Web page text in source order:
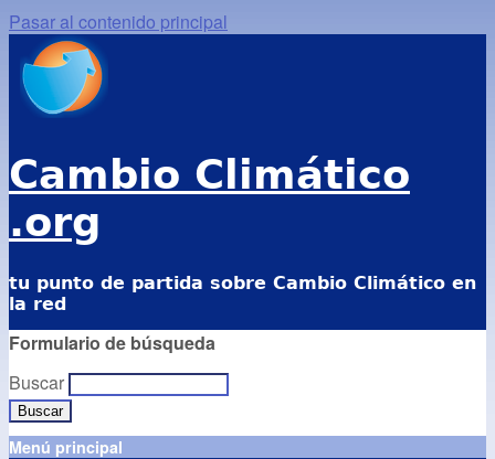
Pasar al contenido principal
Cambio Climático
.org
tu punto de partida sobre Cambio Climático en
la red
Formulario de búsqueda
Buscar
Menú principal